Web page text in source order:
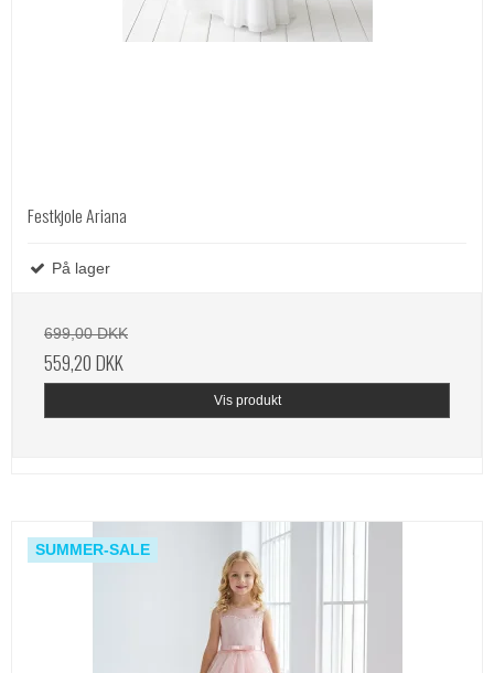
Festkjole Ariana
På lager
699,00 DKK
559,20 DKK
Vis produkt
SUMMER-SALE